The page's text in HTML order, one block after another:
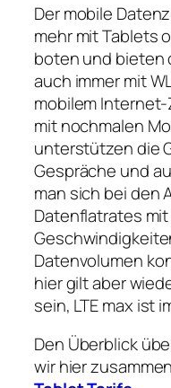
Der mobile
mehr mit Tablets
boten und bieten
auch immer mit
mobilem Internet-
mit nochmalen
unterstützen die
Gespräche und
man sich bei den
Datenflatrates
Datenvolumen
hier gilt aber
sein, LTE max ist
Den Überblick
wir hier